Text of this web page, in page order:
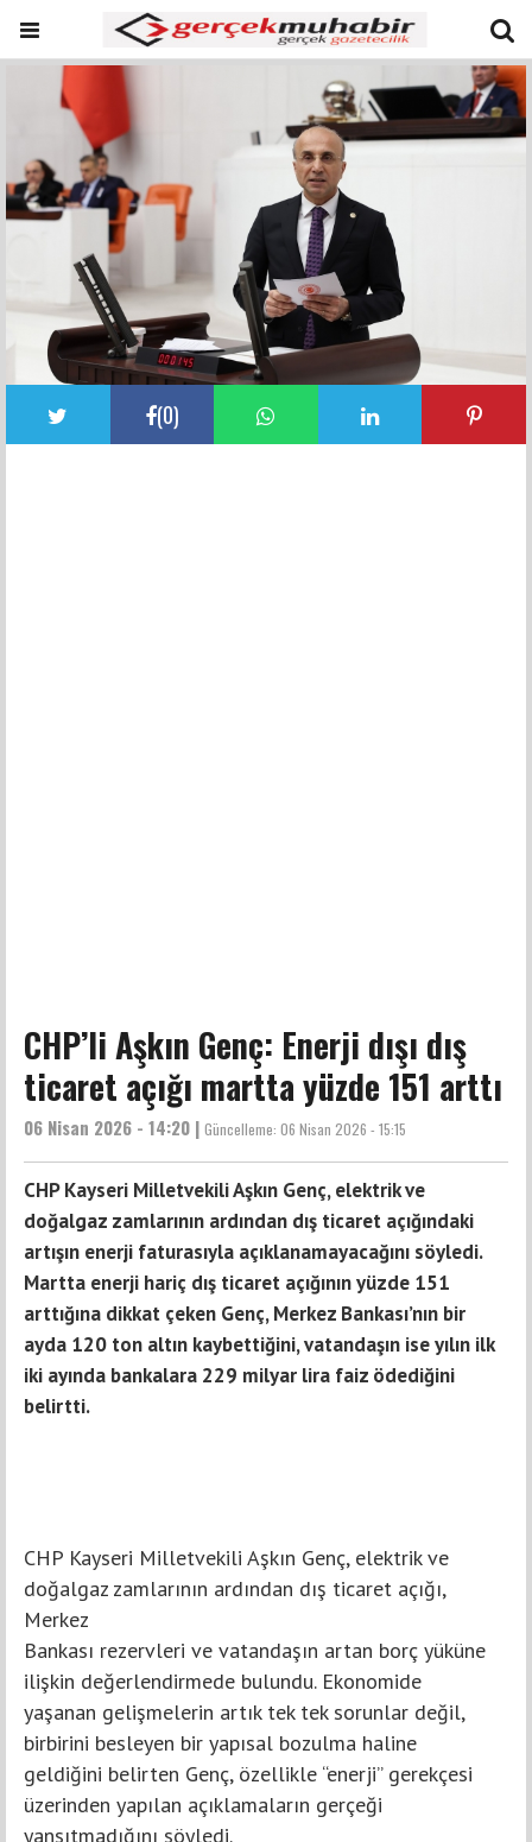
(0)
CHP’li Aşkın Genç: Enerji dışı dış
ticaret açığı martta yüzde 151 arttı
06 Nisan 2026 - 14:20 | Güncelleme: 06 Nisan 2026 - 15:15
CHP Kayseri Milletvekili Aşkın Genç, elektrik ve
doğalgaz zamlarının ardından dış ticaret açığındaki
artışın enerji faturasıyla açıklanamayacağını söyledi.
Martta enerji hariç dış ticaret açığının yüzde 151
arttığına dikkat çeken Genç, Merkez Bankası’nın bir
ayda 120 ton altın kaybettiğini, vatandaşın ise yılın ilk
iki ayında bankalara 229 milyar lira faiz ödediğini
belirtti.
CHP Kayseri Milletvekili Aşkın Genç, elektrik ve
doğalgaz zamlarının ardından dış ticaret açığı,
Merkez
Bankası rezervleri ve vatandaşın artan borç yüküne
ilişkin değerlendirmede bulundu. Ekonomide
yaşanan gelişmelerin artık tek tek sorunlar değil,
birbirini besleyen bir yapısal bozulma haline
geldiğini belirten Genç, özellikle “enerji” gerekçesi
üzerinden yapılan açıklamaların gerçeği
yansıtmadığını söyledi.